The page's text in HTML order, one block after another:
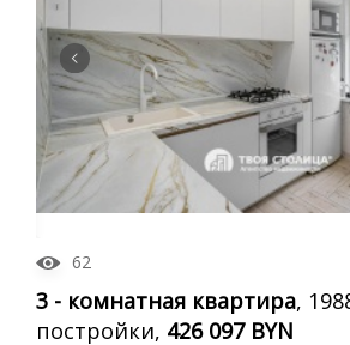
62
3 - комнатная квартира,
постройки, 426 097 BYN